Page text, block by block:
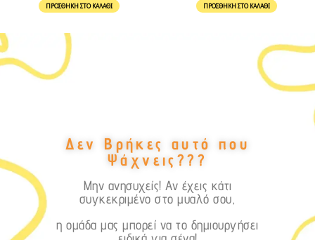
ΠΡΟΣΘΉΚΗ ΣΤΟ ΚΑΛΆΘΙ ΠΡΟΣΘΉΚΗ ΣΤΟ ΚΑΛΆΘΙ
Δεν Βρήκες αυτό που
Ψάχνεις???
Μην ανησυχείς! Αν έχεις κάτι
συγκεκριμένο στο μυαλό σου,
η ομάδα μας μπορεί να το δημιουργήσει